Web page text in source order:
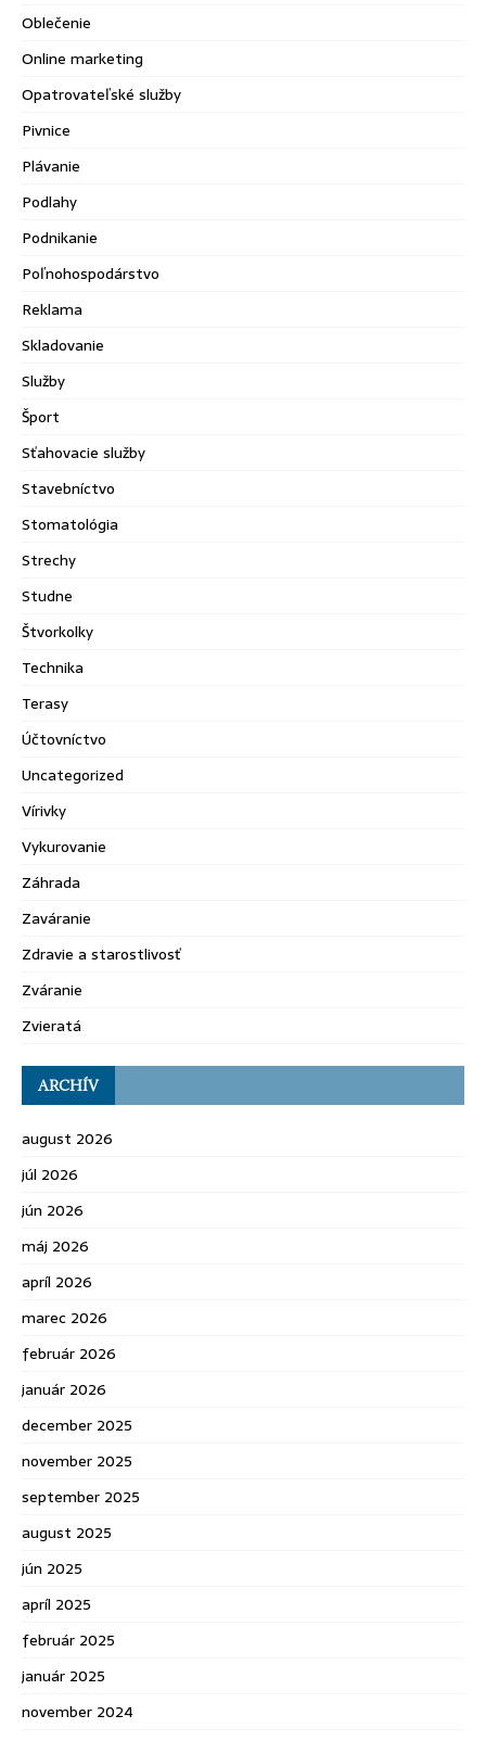
Oblečenie
Online marketing
Opatrovateľské služby
Pivnice
Plávanie
Podlahy
Podnikanie
Poľnohospodárstvo
Reklama
Skladovanie
Služby
Šport
Sťahovacie služby
Stavebníctvo
Stomatológia
Strechy
Studne
Štvorkolky
Technika
Terasy
Účtovníctvo
Uncategorized
Vírivky
Vykurovanie
Záhrada
Zaváranie
Zdravie a starostlivosť
Zváranie
Zvieratá
ARCHÍV
august 2026
júl 2026
jún 2026
máj 2026
apríl 2026
marec 2026
február 2026
január 2026
december 2025
november 2025
september 2025
august 2025
jún 2025
apríl 2025
február 2025
január 2025
november 2024